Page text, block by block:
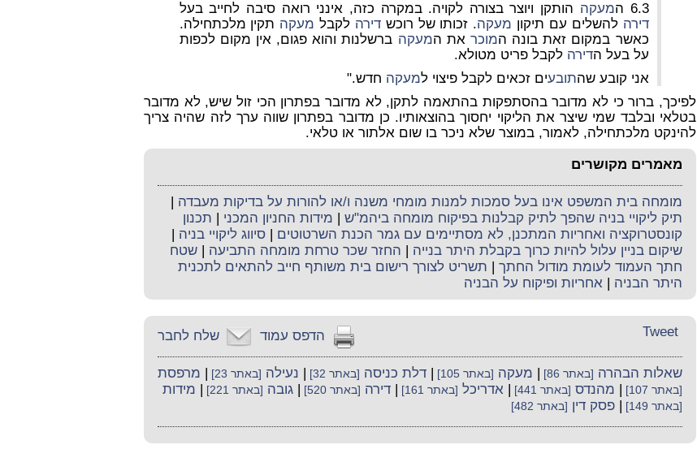
6.3 ה
מעקה הותקן ויוצר בצורה לקויה. במקרה כזה, אינני רואה סיבה לחייב בעל
דירה להשלים עם תיקון מעקה. זכותו של רוכשדירה לקבל מעקה תקין מלכתחילה.
כאשר במקום זאת בונה המוכר את המעקה ברשלנות והוא פגום, אין מקום לכפות
על בעל הדירה לקבל פריט מטולא.
אני קובע שהתובעים זכאים לקבל פיצוי למעקה חדש."
לפיכך, ברור כי לא מדובר בהסתפקות בהתאמה לתקן, לא מדובר בפתרון הכי זול שיש, לא מדובר
בטלאי ובלבד שמי שיצר את הליקוי יחסוך בהוצאותיו. כן מדובר בפתרון שווה ערך לזה שהיה צריך
להינקט מלכתחילה, לאמור, במוצר שלא ניכר בו שום אלתור או טלאי.
מאמרים מקושרים
מומחה בית המשפט אינו בעל סמכות למנות מומחי משנה ו/או להורות על בדיקות מעבדה |
תיק ליקויי בניה שהפך לתיק קבלנות בפיקוח מומחה ביהמ"ש | מידות החניון המכני | תכנון
קונסטרוקציה ואחריות המתכנן, לא מסתיימים עם גמר הכנת השרטוטים | סיווג ליקויי בניה |
שיקום בניין עלול להיות כרוך בקבלת היתר בנייה | החזר שכר טרחת מומחה התביעה | שטח
חתך העמוד לעומת מודול החתך | תשריט לצורך רישום בית משותף חייב להתאים לתכנית
היתר הבניה | אחריות ופיקוח על הבניה
שלח לחבר הדפס עמוד Tweet
שאלות הבהרה [באתר 86] | מעקה [באתר 105] | דלת כניסה [באתר 32] | נעילה [באתר 23] | מרפסת
[באתר 107] | מהנדס [באתר 441] | אדריכל [באתר 161] | דירה [באתר 520] | גובה [באתר 221] | מידות
[באתר 149] | פסק דין [באתר 482]